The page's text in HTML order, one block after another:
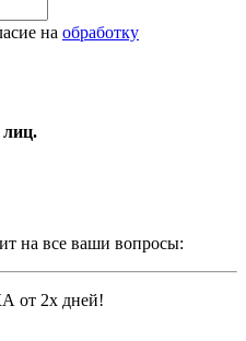
на обработку
лиц.
на все ваши вопросы:
2х дней!